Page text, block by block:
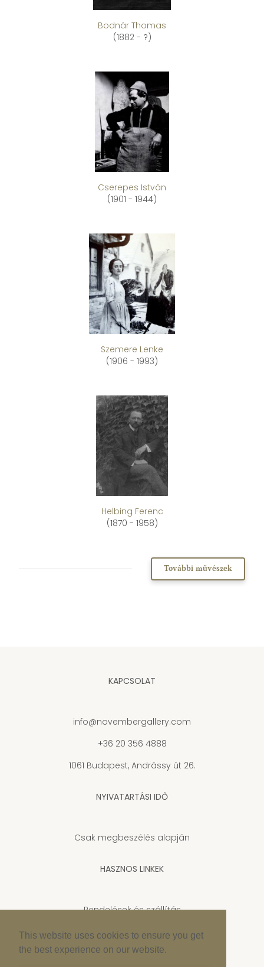
This website uses cookies to ensure you get
the best experience on our website.
Bodnár Thomas
(1882 - ?)
Cserepes István
(1901 - 1944)
Szemere Lenke
(1906 - 1993)
Helbing Ferenc
(1870 - 1958)
További művészek
KAPCSOLAT
info@novembergallery.com
+36 20 356 4888
1061 Budapest, Andrássy út 26.
NYIVATARTÁSI IDŐ
Csak megbeszélés alapján
HASZNOS LINKEK
Rendelések és szállítás
Adatkezelési tájékoztató
Cookie szabályzat